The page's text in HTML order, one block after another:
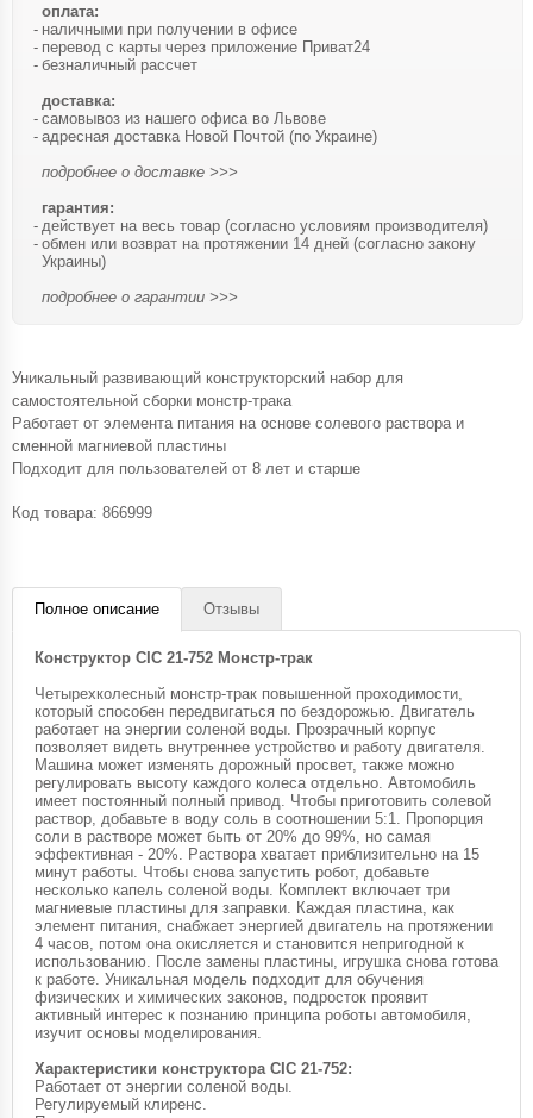
оплата:
наличными при получении в офисе
перевод с карты через приложение Приват24
безналичный рассчет
доставка:
самовывоз из нашего офиса во Львове
адресная доставка Новой Почтой (по Украине)
подробнее о доставке >>>
гарантия:
действует на весь товар (согласно условиям производителя)
обмен или возврат на протяжении 14 дней (согласно закону
Украины)
подробнее о гарантии >>>
Уникальный развивающий конструкторский набор для
самостоятельной сборки монстр-трака
Работает от элемента питания на основе солевого раствора и
сменной магниевой пластины
Подходит для пользователей от 8 лет и старше
Код товара: 866999
Полное описание Отзывы
Конструктор CIC 21-752 Монстр-трак
Четырехколесный монстр-трак повышенной проходимости,
который способен передвигаться по бездорожью. Двигатель
работает на энергии соленой воды. Прозрачный корпус
позволяет видеть внутреннее устройство и работу двигателя.
Машина может изменять дорожный просвет, также можно
регулировать высоту каждого колеса отдельно. Автомобиль
имеет постоянный полный привод. Чтобы приготовить солевой
раствор, добавьте в воду соль в соотношении 5:1. Пропорция
соли в растворе может быть от 20% до 99%, но самая
эффективная - 20%. Раствора хватает приблизительно на 15
минут работы. Чтобы снова запустить робот, добавьте
несколько капель соленой воды. Комплект включает три
магниевые пластины для заправки. Каждая пластина, как
элемент питания, снабжает энергией двигатель на протяжении
4 часов, потом она окисляется и становится непригодной к
использованию. После замены пластины, игрушка снова готова
к работе. Уникальная модель подходит для обучения
физических и химических законов, подросток проявит
активный интерес к познанию принципа роботы автомобиля,
изучит основы моделирования.
Характеристики конструктора CIC 21-752:
Работает от энергии соленой воды.
Регулируемый клиренс.